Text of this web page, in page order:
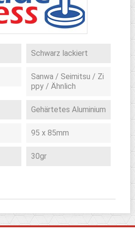
Schwarz lackiert
Sanwa / Seimitsu / Zi
ppy / Ähnlich
Gehärtetes Aluminium
95 x 85mm
30gr